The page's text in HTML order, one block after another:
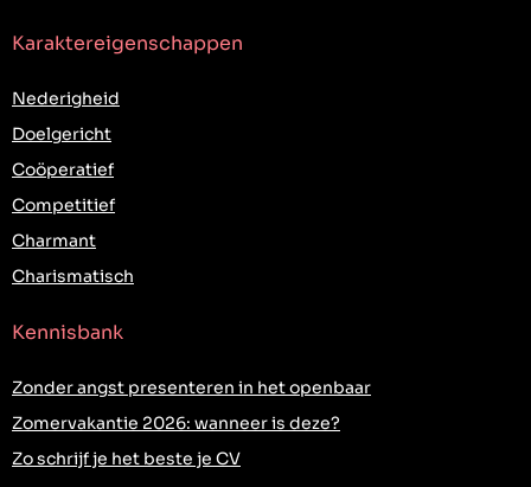
Karaktereigenschappen
Nederigheid
Doelgericht
Coöperatief
Competitief
Charmant
Charismatisch
Kennisbank
Zonder angst presenteren in het openbaar
Zomervakantie 2026: wanneer is deze?
Zo schrijf je het beste je CV